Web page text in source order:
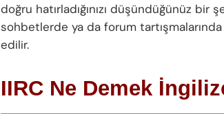
doğru hatırladığınızı düşündüğünüz bir
sohbetlerde ya da forum
edilir.
IIRC Ne Demek